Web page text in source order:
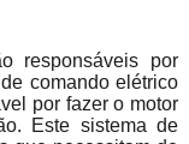
responsáveis por
comando elétrico
por fazer o motor
Este sistema de